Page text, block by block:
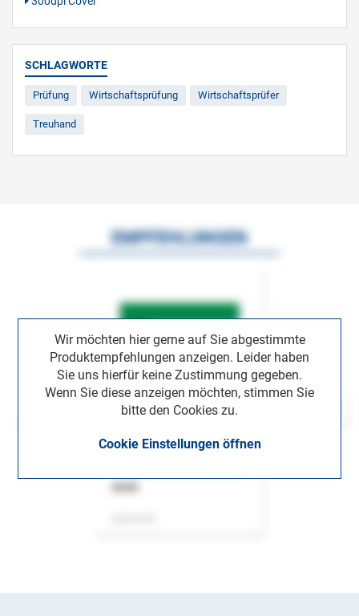
SCHLAGWORTE
Prüfung Wirtschaftsprüfung Wirtschaftsprüfer
Treuhand
Wir möchten hier gerne auf Sie abgestimmte
Produktempfehlungen anzeigen. Leider haben
Sie uns hierfür keine Zustimmung gegeben.
Wenn Sie diese anzeigen möchten, stimmen Sie
bitte den Cookies zu.
Cookie Einstellungen öffnen
EMPFEHLUNGEN